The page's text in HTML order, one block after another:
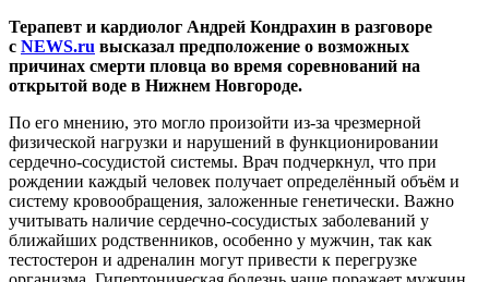
Терапевт и кардиолог Андрей Кондрахин в разговоре
с NEWS.ru высказал предположение о возможных
причинах смерти пловца во время соревнований на
открытой воде в Нижнем Новгороде.
По его мнению, это могло произойти из-за чрезмерной
физической нагрузки и нарушений в функционировании
сердечно-сосудистой системы. Врач подчеркнул, что при
рождении каждый человек получает определённый объём и
систему кровообращения, заложенные генетически. Важно
учитывать наличие сердечно-сосудистых заболеваний у
ближайших родственников, особенно у мужчин, так как
тестостерон и адреналин могут привести к перегрузке